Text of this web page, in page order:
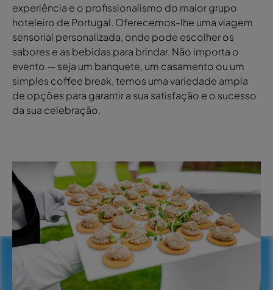
experiência e o profissionalismo do maior grupo
hoteleiro de Portugal. Oferecemos-lhe uma viagem
sensorial personalizada, onde pode escolher os
sabores e as bebidas para brindar. Não importa o
evento — seja um banquete, um casamento ou um
simples coffee break, temos uma variedade ampla
de opções para garantir a sua satisfação e o sucesso
da sua celebração.